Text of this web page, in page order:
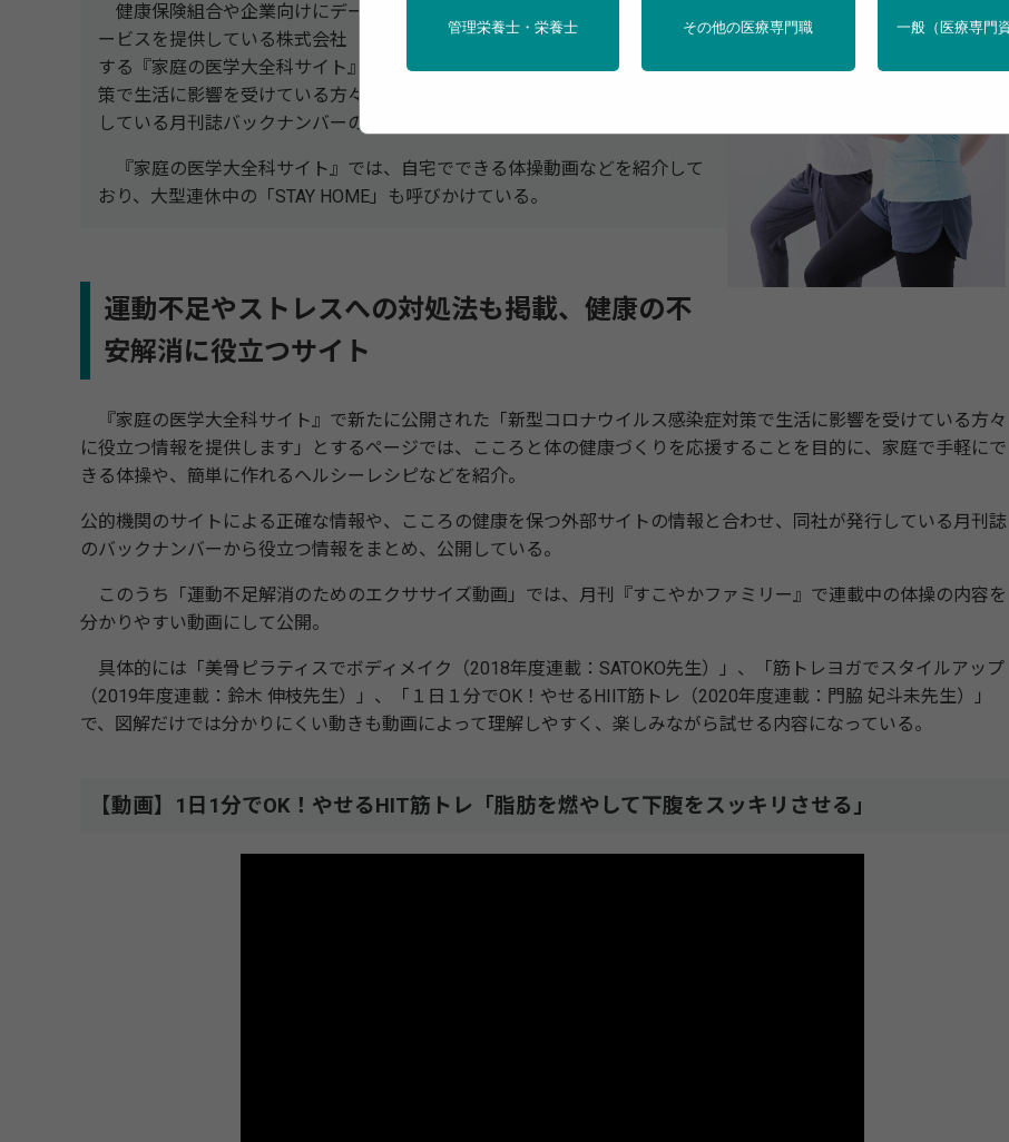
健康保険組合や企業向けにデータヘルス計画に対応した各種の健康管理サ
ービスを提供している株式会社「法研」（東京都中央区）はこのほど、運営
する『家庭の医学大全科サイト』において、「新型コロナウイルス感染症対
策で生活に影響を受けている方々に役立つ情報を提供します」として、発行
している月刊誌バックナンバーの情報や動画などをまとめて公開した。
『家庭の医学大全科サイト』では、自宅でできる体操動画などを紹介して
おり、大型連休中の「STAY HOME」も呼びかけている。
運動不足やストレスへの対処法も掲載、健康の不
安解消に役立つサイト
『家庭の医学大全科サイト』で新たに公開された「新型コロナウイルス感染症対策で生活に影響を受けている方々
に役立つ情報を提供します」とするページでは、こころと体の健康づくりを応援することを目的に、家庭で手軽にで
きる体操や、簡単に作れるヘルシーレシピなどを紹介。
公的機関のサイトによる正確な情報や、こころの健康を保つ外部サイトの情報と合わせ、同社が発行している月刊誌
のバックナンバーから役立つ情報をまとめ、公開している。
このうち「運動不足解消のためのエクササイズ動画」では、月刊『すこやかファミリー』で連載中の体操の内容を
分かりやすい動画にして公開。
具体的には「美骨ピラティスでボディメイク（2018年度連載：SATOKO先生）」、「筋トレヨガでスタイルアップ
（2019年度連載：鈴木 伸枝先生）」、「１日１分でOK！やせるHIIT筋トレ（2020年度連載：門脇 妃斗未先生）」
で、図解だけでは分かりにくい動きも動画によって理解しやすく、楽しみながら試せる内容になっている。
【動画】1日1分でOK！やせるHIT筋トレ「脂肪を燃やして下腹をスッキリさせる」
管理栄養士・栄養士 その他の医療専門職 一般（医療専門